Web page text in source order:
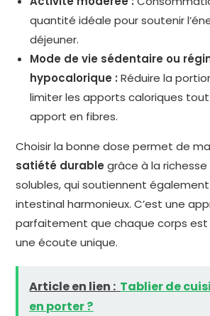
quantité idéale pour soutenir
déjeuner.
Mode de vie sédentaire ou
hypocalorique : Réduire la
limiter les apports caloriques
apport en fibres.
Choisir la bonne dose permet de
satiété durable grâce à la
solubles, qui soutiennent
intestinal harmonieux. C’est une
parfaitement que chaque corps est
une écoute unique.
Article en lien : Tablier de
en porter ?